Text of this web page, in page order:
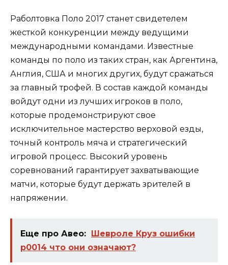
Раболтовка Поло 2017 станет свидетелем
жесткой конкуренции между ведущими
международными командами. Известные
команды по поло из таких стран, как Аргентина,
Англия, США и многих других, будут сражаться
за главный трофей. В состав каждой команды
войдут одни из лучших игроков в поло,
которые продемонстрируют свое
исключительное мастерство верховой езды,
точный контроль мяча и стратегический
игровой процесс. Высокий уровень
соревнований гарантирует захватывающие
матчи, которые будут держать зрителей в
напряжении.
Еще про Авео:
Шевроле Круз ошибки
p0014 что они означают?